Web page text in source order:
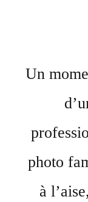
Un
photo
à